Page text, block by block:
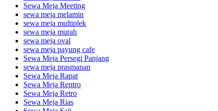
Sewa Meja Meeting
sewa meja melamin
sewa meja multiplek
sewa meja murah
sewa meja oval
sewa meja payung cafe
Sewa Meja Persegi Panjang
sewa meja prasmanan
Sewa Meja Rapat
Sewa Meja Rentro
Sewa Meja Retro
Sewa Meja Rias